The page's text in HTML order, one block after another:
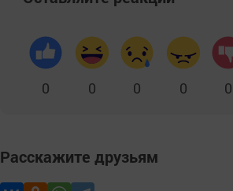
0 0 0 0 0
Расскажите друзьям